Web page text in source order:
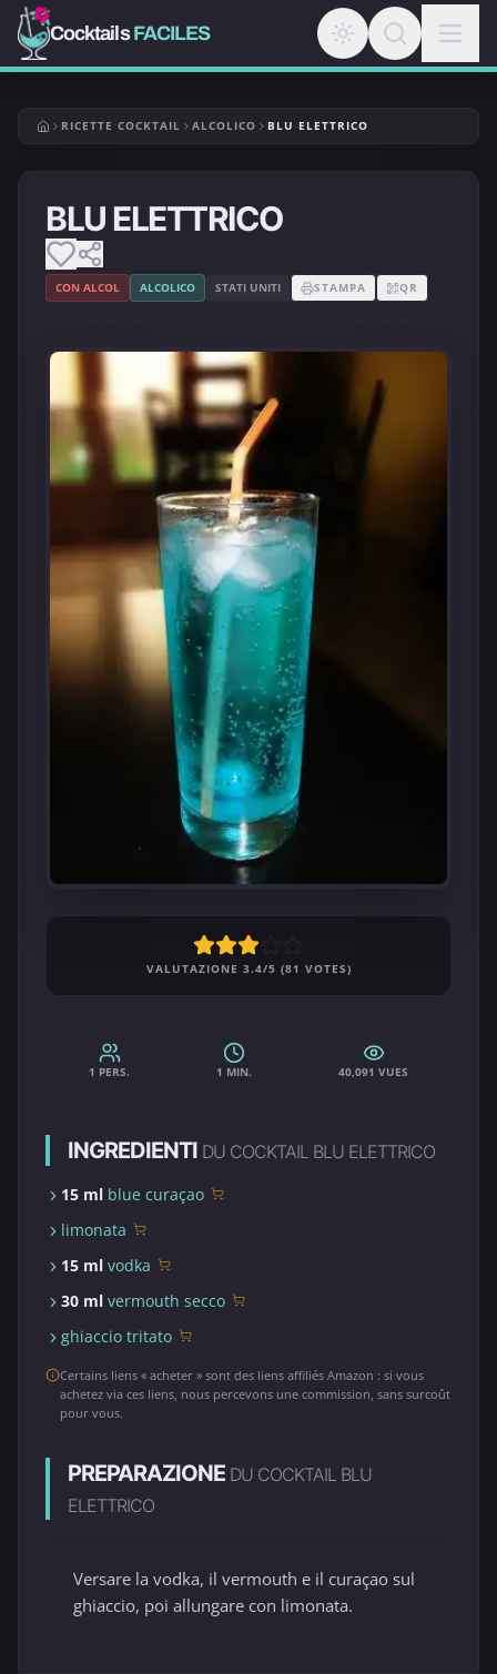
CocktailsFACILES
RICETTE COCKTAIL ALCOLICO BLU ELETTRICO
BLU ELETTRICO
CON ALCOL ALCOLICO STATI UNITI STAMPA QR
VALUTAZIONE 3.4/5 (81 VOTES)
1 PERS. 1 MIN. 40,091 VUES
INGREDIENTI DU COCKTAIL BLU ELETTRICO
15 ml blue curaçao
limonata
15 ml vodka
30 ml vermouth secco
ghiaccio tritato
Certains liens « acheter » sont des liens affiliés Amazon : si vous
achetez via ces liens, nous percevons une commission, sans surcoût
pour vous.
PREPARAZIONE DU COCKTAIL BLU
ELETTRICO
Versare la vodka, il vermouth e il curaçao sul
ghiaccio, poi allungare con limonata.